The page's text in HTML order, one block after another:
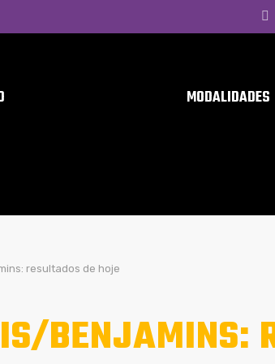
MODALIDADES
resultados de hoje
BENJAMINS: